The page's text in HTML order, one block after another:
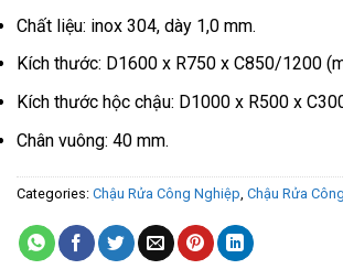
Chất liệu: inox 304, dày 1,0 mm.
Kích thước: D1600 x R750 x C850/1200
Kích thước hộc chậu: D1000 x R500 x
Chân vuông: 40 mm.
Categories: Chậu Rửa Công Nghiệp, Chậu Rửa